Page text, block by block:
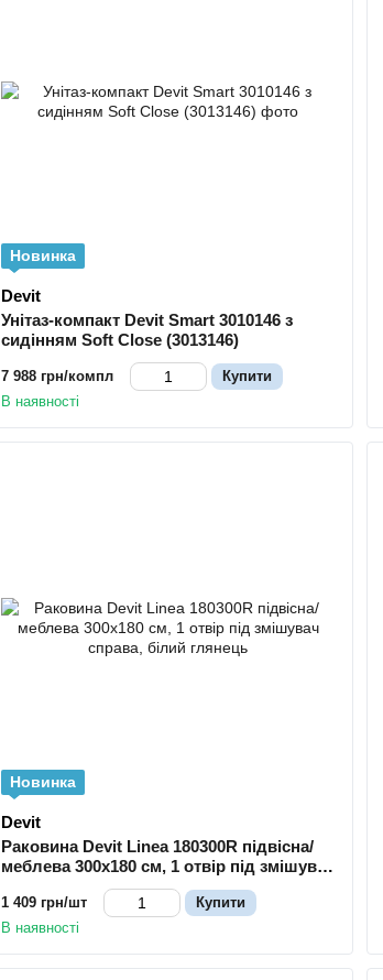
Новинка
Devit
Унітаз-компакт Devit Smart 3010146 з
сидінням Soft Close (3013146)
7 988 грн/компл
Купити
В наявності
Новинка
Devit
Раковина Devit Linea 180300R підвісна/
меблева 300х180 см, 1 отвір під змішувач
справа, білий глянець
1 409 грн/шт
Купити
В наявності